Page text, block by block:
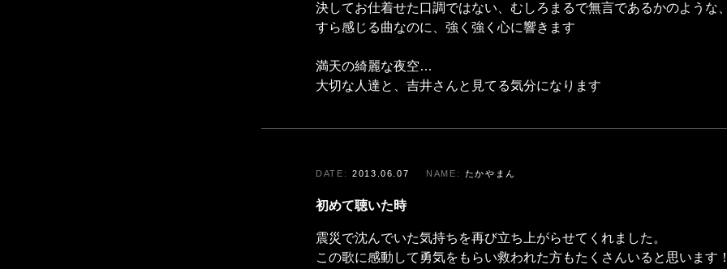
決してお仕着せた口調ではない、むしろまるで無言であるかのような
すら感じる曲なのに、強く強く心に響きます
満天の綺麗な夜空…
大切な人達と、吉井さんと見てる気分になります
2013.06.07 たかやまん
初めて聴いた時
震災で沈んでいた気持ちを再び立ち上がらせてくれました。
この歌に感動して勇気をもらい救われた方もたくさんいると思います！